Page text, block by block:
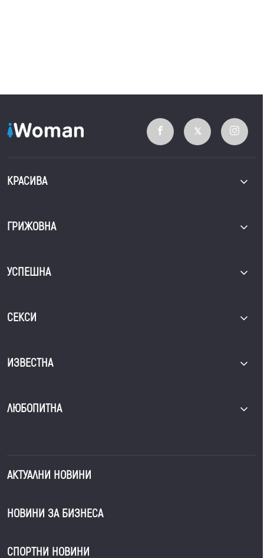
КРАСИВА
ГРИЖОВНА
УСПЕШНА
СЕКСИ
ИЗВЕСТНА
ЛЮБОПИТНА
АКТУАЛНИ НОВИНИ
НОВИНИ ЗА БИЗНЕСА
СПОРТНИ НОВИНИ